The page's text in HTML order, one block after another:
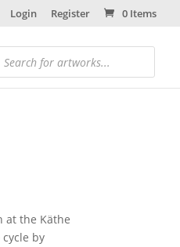
Login Register 0 Items
at the Käthe
by